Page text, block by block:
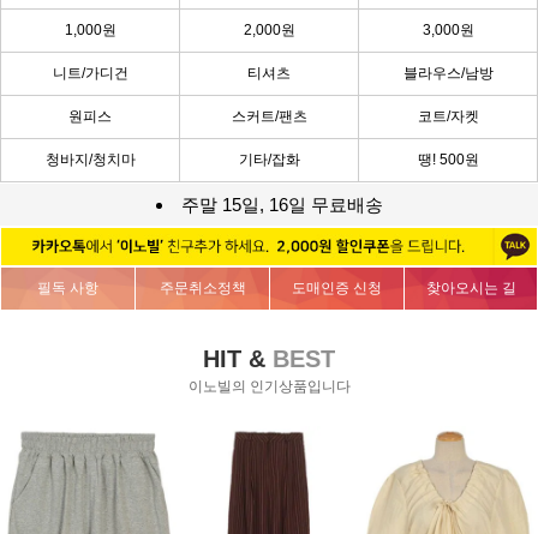
1,000원 2,000원 3,000원
니트/가디건 티셔츠 블라우스/남방
원피스 스커트/팬츠 코트/자켓
청바지/청치마 기타/잡화 땡! 500원
주말 15일, 16일 무료배송
필독 사항 주문취소정책 도매인증 신청 찾아오시는 길
HIT & BEST
이노빌의 인기상품입니다